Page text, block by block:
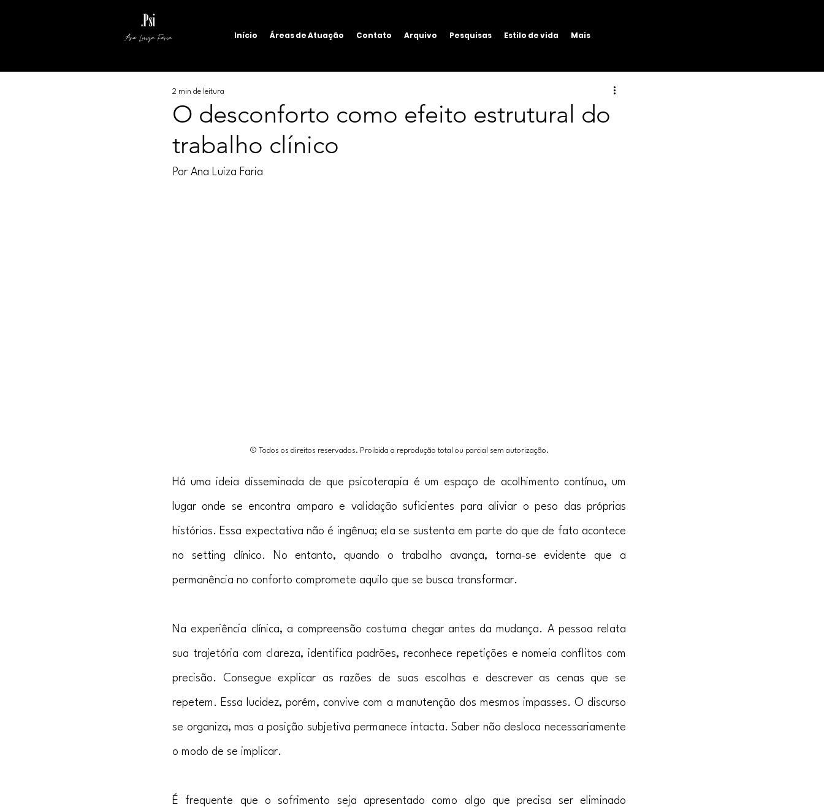
Ana Luiza Faria Início Áreas de Atuação Contato Arquivo Pesquisas Estilo de vida Mais
O desconforto como efeito estrutural do
trabalho clínico
2 min de leitura
Por Ana Luiza Faria
© Todos os direitos reservados. Proibida a reprodução total ou parcial sem autorização.
Há uma ideia disseminada de que psicoterapia é um espaço de acolhimento contínuo, um
lugar onde se encontra amparo e validação suficientes para aliviar o peso das próprias
histórias. Essa expectativa não é ingênua; ela se sustenta em parte do que de fato acontece
no setting clínico. No entanto, quando o trabalho avança, torna-se evidente que a
permanência no conforto compromete aquilo que se busca transformar.
Na experiência clínica, a compreensão costuma chegar antes da mudança. A pessoa relata
sua trajetória com clareza, identifica padrões, reconhece repetições e nomeia conflitos com
precisão. Consegue explicar as razões de suas escolhas e descrever as cenas que se
repetem. Essa lucidez, porém, convive com a manutenção dos mesmos impasses. O discurso
se organiza, mas a posição subjetiva permanece intacta. Saber não desloca necessariamente
o modo de se implicar.
É frequente que o sofrimento seja apresentado como algo que precisa ser eliminado